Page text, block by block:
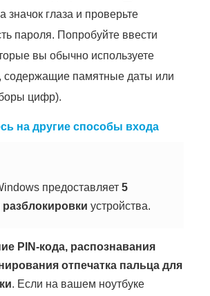
значок глаза и проверьте
пароля. Попробуйте ввести
вы обычно используете
содержащие памятные даты или
цифр).
на другие способы входа
предоставляет5
устройства.
PIN-кода, распознавания
отпечатка пальца для
. Если на вашем ноутбуке